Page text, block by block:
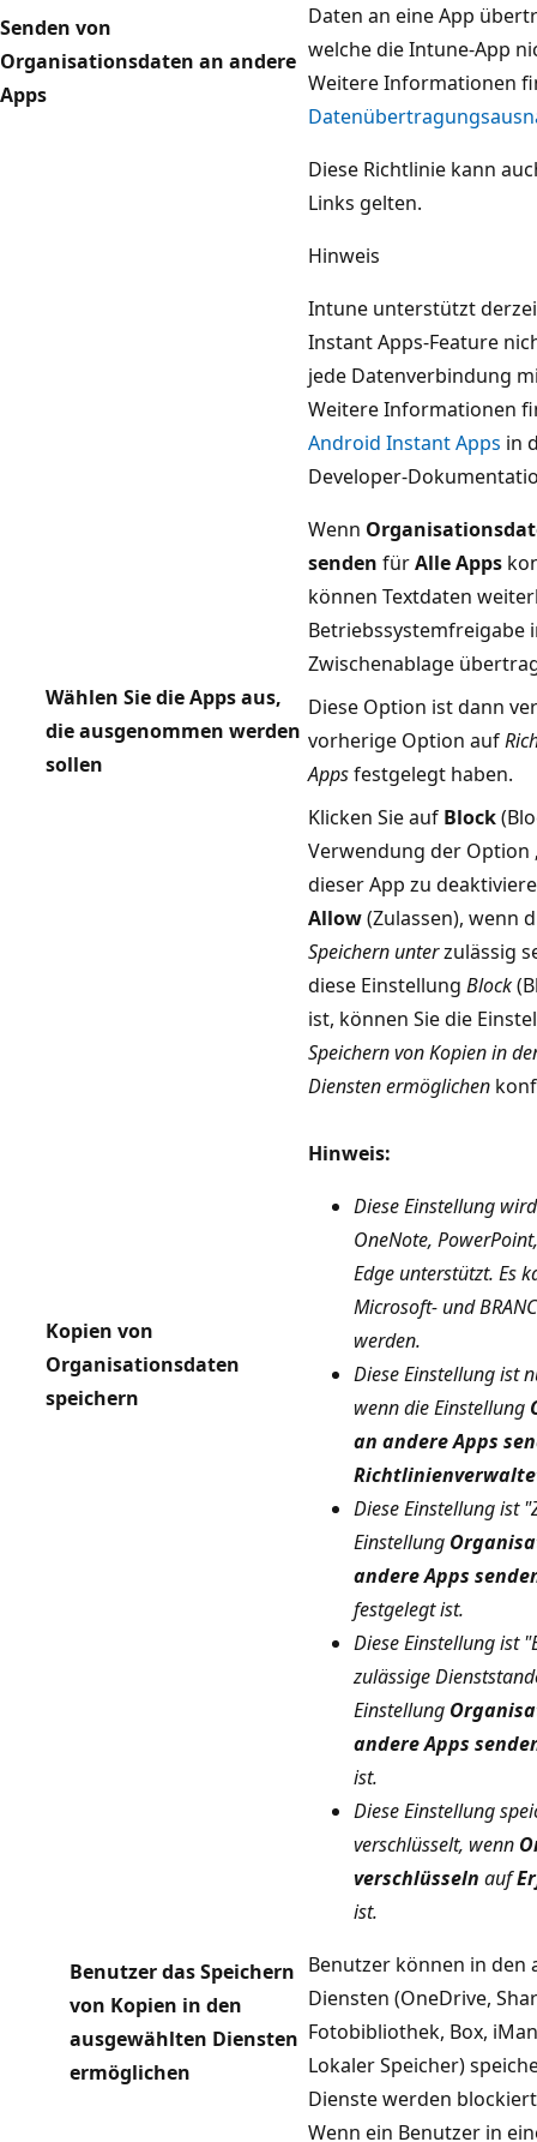
Senden von
Organisationsdaten an andere
Apps
Daten an eine App
welche die Intune-App
Weitere Informationen
Diese Richtlinie kann
Links gelten.
Hinweis
Intune unterstützt
Instant Apps-Feature
jede Datenverbindung
Weitere Informationen
Android Instant Apps in
Developer-
Wenn
senden fürAlle Apps
können Textdaten
Betriebssystemfreigabe
Zwischenablage
Wählen Sie die Apps aus,
die ausgenommen werden
sollen
Diese Option ist dann
vorherige Option auf
Appsfestgelegt haben.
Kopien von
Organisationsdaten
speichern
Klicken Sie auf Block
Verwendung der Option
dieser App zu
Allow(Zulassen), wenn
Speichern unterzulässig
diese Einstellung Block
ist, können Sie die
Speichern von Kopien in
Diensten ermöglichen
Hinweis:
Diese Einstellung
OneNote,
Edge unterstützt. Es
Microsoft- und
werden.
Diese Einstellung ist
wenn die Einstellung
an andere Apps
Diese Einstellung ist
Einstellung
andere Apps
festgelegt ist.
Diese Einstellung ist
zulässige
Einstellung
andere Apps
ist.
Diese Einstellung
verschlüsselt, wenn
verschlüsseln auf
ist.
Benutzer das Speichern
von Kopien in den
ausgewählten Diensten
ermöglichen
Benutzer können in den
Diensten (OneDrive,
Fotobibliothek, Box,
Lokaler Speicher)
Dienste werden
Wenn ein Benutzer in